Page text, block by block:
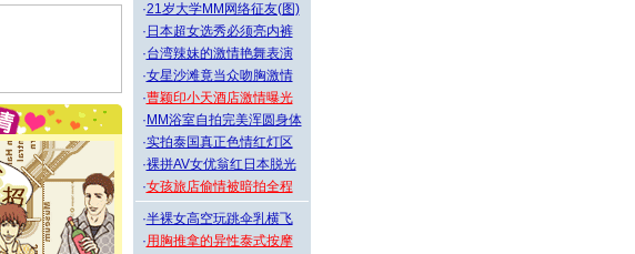
千万要健康！千万
！
是这样的日子才
!新年要快乐!天天
的日子里,愿幸福,
.圣诞快乐!
充电；没有你我会
抱你是我特长，吻
·21岁大学MM网络征友(图)
· 日本超女选秀必须亮内裤
·台湾辣妹的激情艳舞表演
·女星沙滩竟当众吻胸激情
·曹颖印小天酒店激情曝光
· MM浴室自拍完美浑圆身体
·实拍泰国真正色情红灯区
·裸拼AV女优翁红日本脱光
·女孩旅店偷情被暗拍全程
·半裸女高空玩跳伞乳横飞
·用胸推拿的异性泰式按摩